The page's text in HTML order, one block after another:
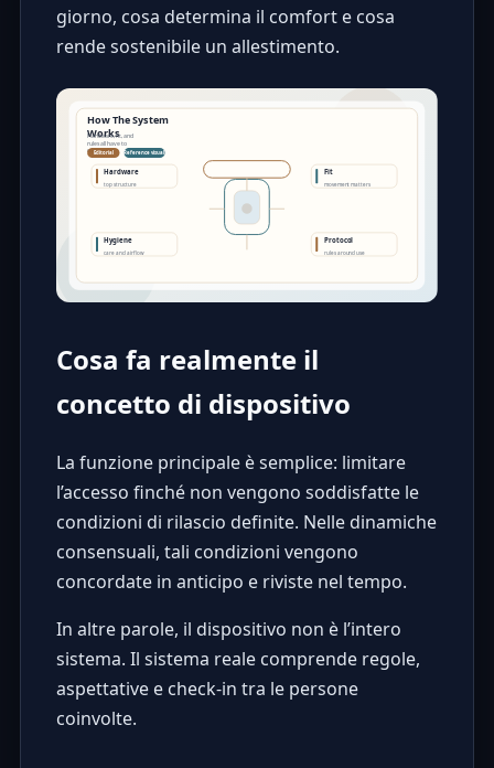
giorno, cosa determina il comfort e cosa
rende sostenibile un allestimento.
Cosa fa realmente il
concetto di dispositivo
La funzione principale è semplice: limitare
l’accesso finché non vengono soddisfatte le
condizioni di rilascio definite. Nelle dinamiche
consensuali, tali condizioni vengono
concordate in anticipo e riviste nel tempo.
In altre parole, il dispositivo non è l’intero
sistema. Il sistema reale comprende regole,
aspettative e check-in tra le persone
coinvolte.